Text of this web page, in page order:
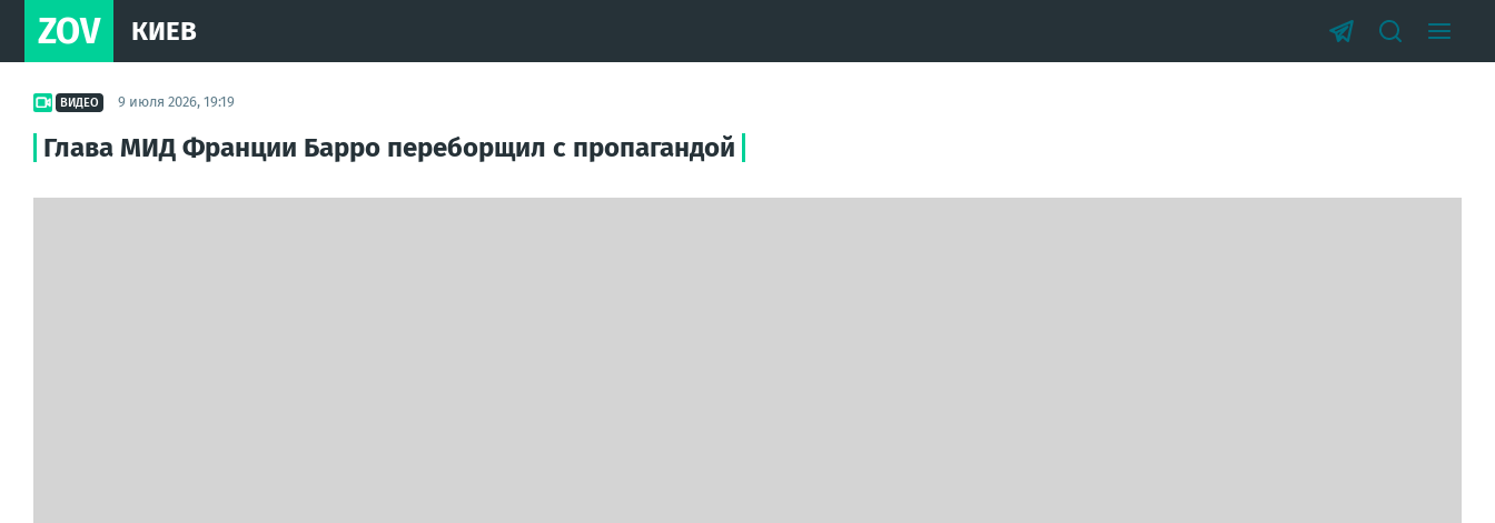
ZOV КИЕВ
ВИДЕО 9 июля 2026, 19:19
Глава МИД Франции Барро переборщил с пропагандой